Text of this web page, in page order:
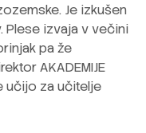
Je izkušen
Plese izvaja v večini
pa že
AKADEMIJE
učijo za učitelje